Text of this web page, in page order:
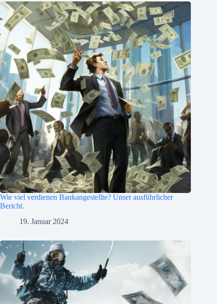
Wie viel verdienen Bankangestellte? Unser ausführlicher
Bericht.
19. Januar 2024